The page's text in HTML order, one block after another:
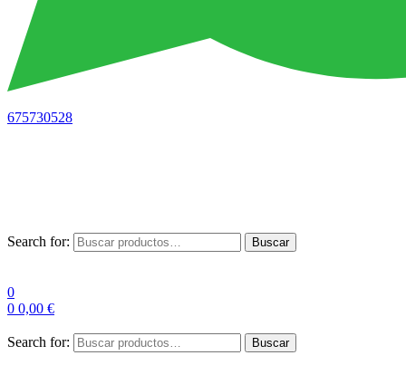
675730528
Search for: Buscar
0
0 0,00 €
Search for: Buscar